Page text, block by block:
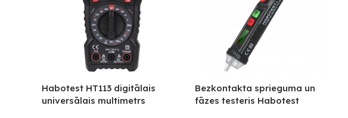
Habotest HT113 digitālais
universālais multimetrs
Bezkontakta sprieguma un
fāzes testeris Habotest